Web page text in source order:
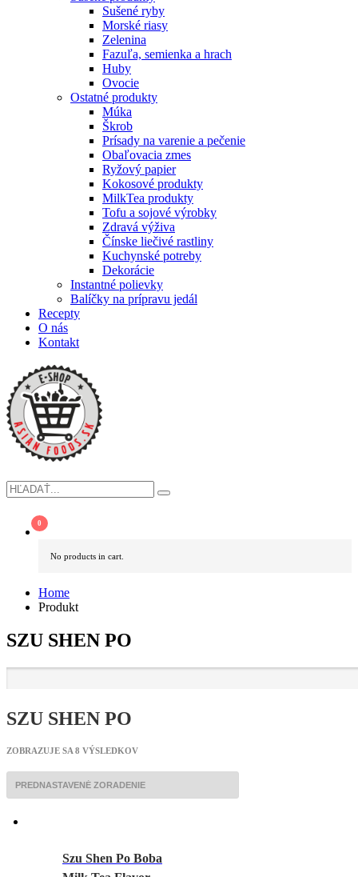
Sušené ryby
Morské riasy
Zelenina
Fazuľa, semienka a hrach
Huby
Ovocie
Ostatné produkty
Múka
Škrob
Prísady na varenie a pečenie
Obaľovacia zmes
Ryžový papier
Kokosové produkty
MilkTea produkty
Tofu a sojové výrobky
Zdravá výživa
Čínske liečivé rastliny
Kuchynské potreby
Dekorácie
Instantné polievky
Balíčky na prípravu jedál
Recepty
O nás
Kontakt
No products in cart.
Home
Produkt
SZU SHEN PO
SZU SHEN PO
ZOBRAZUJE SA 8 VÝSLEDKOV
Szu Shen Po Boba